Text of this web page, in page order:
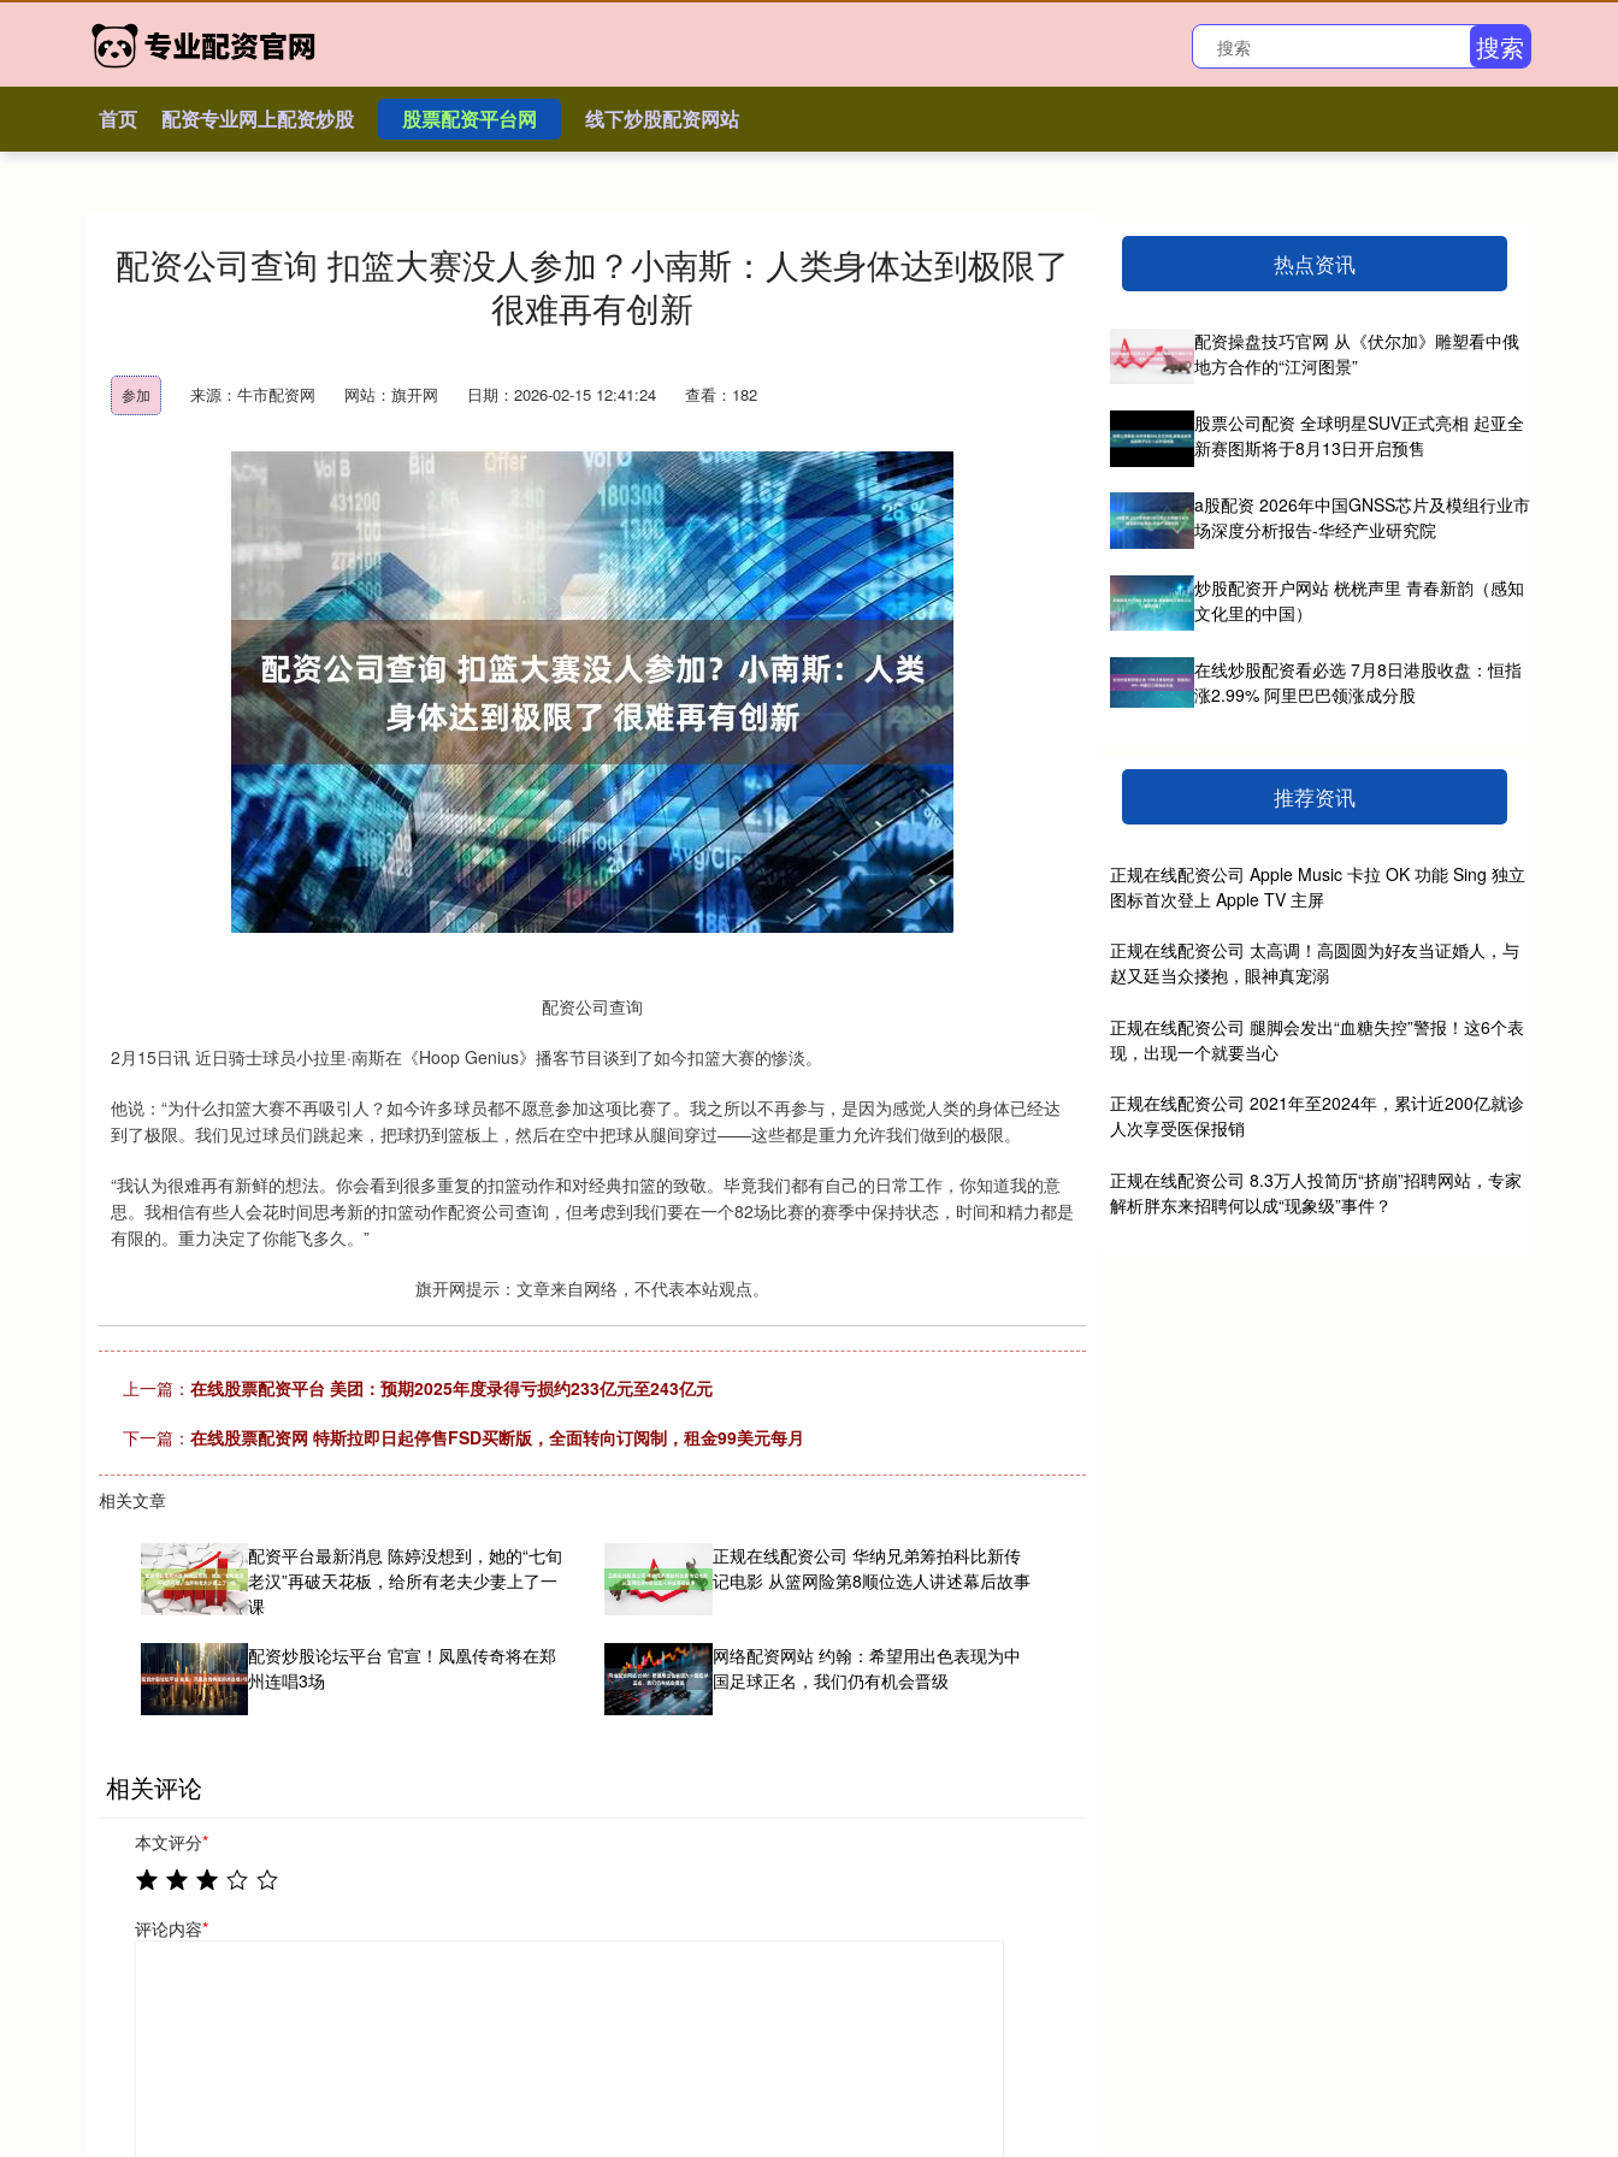
搜索
首页 配资专业网上配资炒股 股票配资平台网 线下炒股配资网站
配资公司查询 扣篮大赛没人参加？小南斯：人类身体达到极限了
很难再有创新
参加 来源：牛市配资网 网站：旗开网 日期：2026-02-15 12:41:24 查看：182
配资公司查询
2月15日讯 近日骑士球员小拉里·南斯在《Hoop Genius》播客节目谈到了如今扣篮大赛的惨淡。
他说：“为什么扣篮大赛不再吸引人？如今许多球员都不愿意参加这项比赛了。我之所以不再参与，是因为感觉人类的身体已经达
到了极限。我们见过球员们跳起来，把球扔到篮板上，然后在空中把球从腿间穿过——这些都是重力允许我们做到的极限。
“我认为很难再有新鲜的想法。你会看到很多重复的扣篮动作和对经典扣篮的致敬。毕竟我们都有自己的日常工作，你知道我的意
思。我相信有些人会花时间思考新的扣篮动作配资公司查询，但考虑到我们要在一个82场比赛的赛季中保持状态，时间和精力都是
有限的。重力决定了你能飞多久。”
旗开网提示：文章来自网络，不代表本站观点。
上一篇： 在线股票配资平台 美团：预期2025年度录得亏损约233亿元至243亿元
下一篇： 在线股票配资网 特斯拉即日起停售FSD买断版，全面转向订阅制，租金99美元每月
相关文章
配资平台最新消息 陈婷没想到，她的“七旬
老汉”再破天花板，给所有老夫少妻上了一
课
正规在线配资公司 华纳兄弟筹拍科比新传
记电影 从篮网险第8顺位选人讲述幕后故事
配资炒股论坛平台 官宣！凤凰传奇将在郑
州连唱3场
网络配资网站 约翰：希望用出色表现为中
国足球正名，我们仍有机会晋级
相关评论
本文评分*
评论内容*
热点资讯
配资操盘技巧官网 从《伏尔加》雕塑看中俄
地方合作的“江河图景”
股票公司配资 全球明星SUV正式亮相 起亚全
新赛图斯将于8月13日开启预售
a股配资 2026年中国GNSS芯片及模组行业市
场深度分析报告-华经产业研究院
炒股配资开户网站 桄桄声里 青春新韵（感知
文化里的中国）
在线炒股配资看必选 7月8日港股收盘：恒指
涨2.99% 阿里巴巴领涨成分股
推荐资讯
正规在线配资公司 Apple Music 卡拉 OK 功能 Sing 独立
图标首次登上 Apple TV 主屏
正规在线配资公司 太高调！高圆圆为好友当证婚人，与
赵又廷当众搂抱，眼神真宠溺
正规在线配资公司 腿脚会发出“血糖失控”警报！这6个表
现，出现一个就要当心
正规在线配资公司 2021年至2024年，累计近200亿就诊
人次享受医保报销
正规在线配资公司 8.3万人投简历“挤崩”招聘网站，专家
解析胖东来招聘何以成“现象级”事件？